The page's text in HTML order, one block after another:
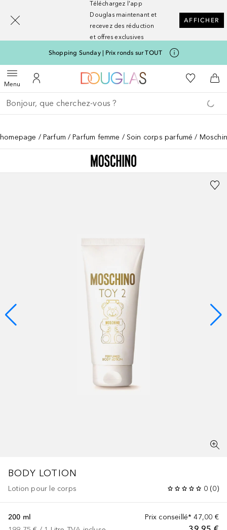
Téléchargez l'app
Douglas maintenant et
recevez des réduction
et offres exclusives
AFFICHER
Shopping Sunday | Prix ronds sur TOUT
MenuOuvrir le menuVers Mon Compte
Vers l'accueil Nocibé
Vers Ma
Retourner
Effectuer la recherche
homepage Parfum Parfum femme Soin corps parfumé
BODY LOTION
Lotion pour le corps 0 (0)
Prix conseillé* 47,00 €
200 ml
[navigation.slideout.screenreader]